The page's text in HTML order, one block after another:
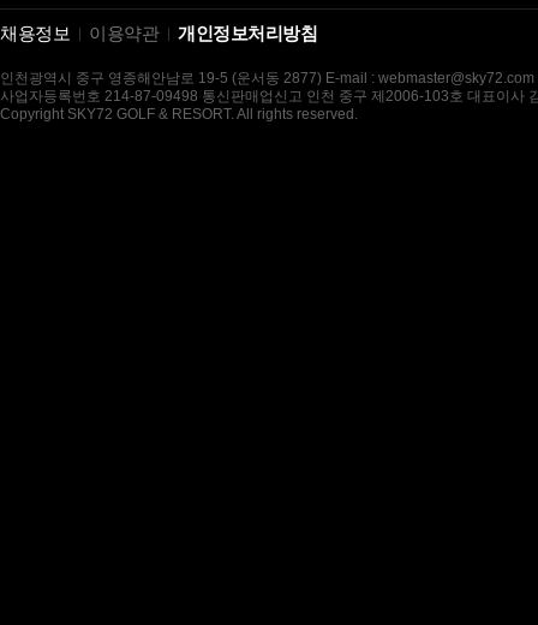
채용정보 이용약관 개인정보처리방침
인천광역시 중구 영종해안남로 19-5 (운서동 2877) E-mail : webmaster@sky72.com
사업자등록번호 214-87-09498 통신판매업신고 인천 중구 제2006-103호 대표이사
Copyright SKY72 GOLF & RESORT. All rights reserved.